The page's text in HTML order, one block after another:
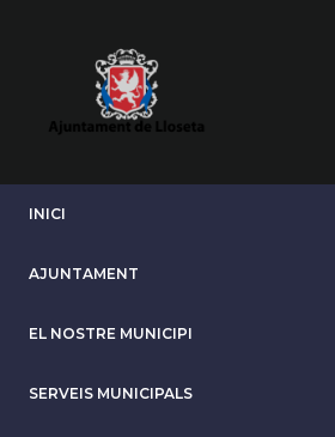
INICI
AJUNTAMENT
EL NOSTRE MUNICIPI
SERVEIS MUNICIPALS